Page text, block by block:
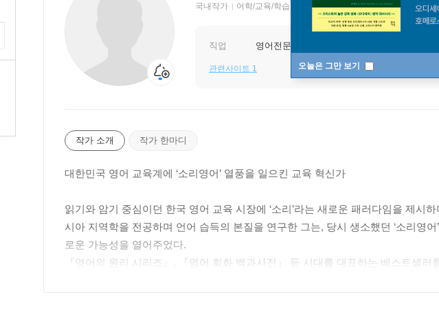
오늘은 그만 보기
국내작가 어학/교육/학습 저자
직업 영어전문가
관련사이트 1
작가 소개 작가 한마디
대한민국 영어 교육계에 ‘소리영어’ 열풍을 일으킨 교육 혁신가
읽기와 암기 중심이던 한국 영어 교육 시장에 ‘소리’라는 새로운 패러다임을 제시
시아 지역학을 전공하며 언어 습득의 본질을 연구한 그는, 당시 생소했던 ‘소리영
로운 가능성을 열어주었다.
『영어의 원리 시리즈』, 『영어 회화 백과사전』 등 시대를 대표하는 베스트셀
에게 검증되었다. 그리고 이제 그의 영어 학습법은 ‘비교영어’라는 더욱 정교한 체